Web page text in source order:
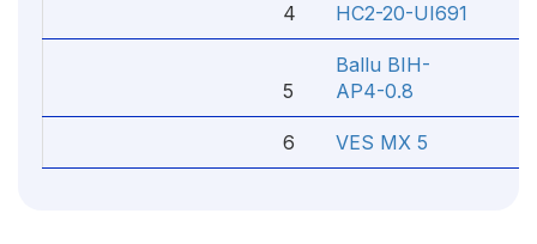
4
HC2-20-UI691
5
Ballu BIH-
AP4-0.8
6 VES MX 5